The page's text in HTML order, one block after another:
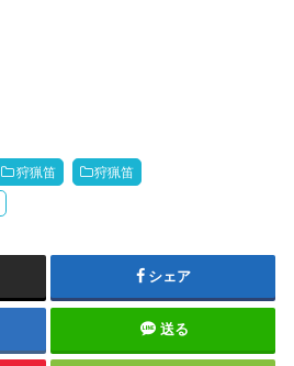
狩猟笛 狩猟笛
シェア
送る